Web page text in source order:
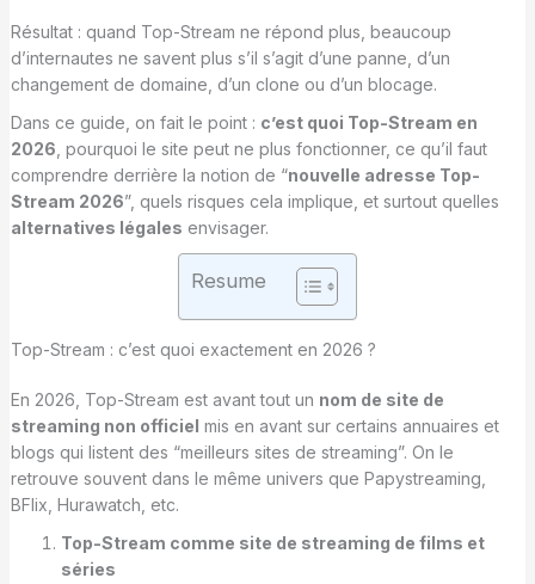
Résultat : quand Top-Stream ne répond plus, beaucoup
d’internautes ne savent plus s’il s’agit d’une panne, d’un
changement de domaine, d’un clone ou d’un blocage.
Dans ce guide, on fait le point : c’est quoi Top-Stream en
2026 , pourquoi le site peut ne plus fonctionner, ce qu’il faut
comprendre derrière la notion de “nouvelle adresse Top-
Stream 2026”, quels risques cela implique, et surtout quelles
alternatives légales envisager.
Resume
Top-Stream : c’est quoi exactement en 2026 ?
En 2026, Top-Stream est avant tout un nom de site de
streaming non officiel mis en avant sur certains annuaires et
blogs qui listent des “meilleurs sites de streaming”. On le
retrouve souvent dans le même univers que Papystreaming,
BFlix, Hurawatch, etc.
Top-Stream comme site de streaming de films et
séries